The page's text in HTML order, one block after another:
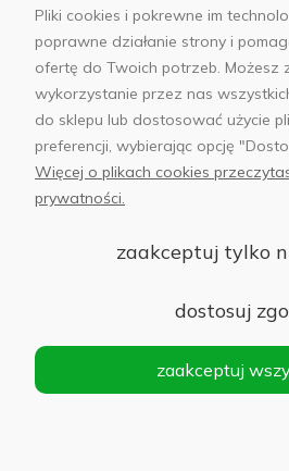
+48 797
© 2025 Wszelkie prawa zastrzeżone.
Sp. z o.o.
Siedziba: 02-486 WARSZAWA, Al.
1132646403 KRS nr
Pliki cookies i pokrewne im
poprawne działanie strony i
ofertę do Twoich potrzeb. Możesz
wykorzystanie przez nas
do sklepu lub dostosować użycie
preferencji, wybierając opcję
Więcej o plikach cookies
prywatności.
zaakceptuj tylko
dostosuj
zaakceptuj